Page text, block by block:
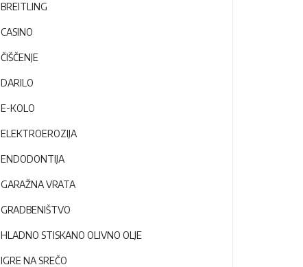
BREITLING
CASINO
ČIŠČENJE
DARILO
E-KOLO
ELEKTROEROZIJA
ENDODONTIJA
GARAŽNA VRATA
GRADBENIŠTVO
HLADNO STISKANO OLIVNO OLJE
IGRE NA SREČO